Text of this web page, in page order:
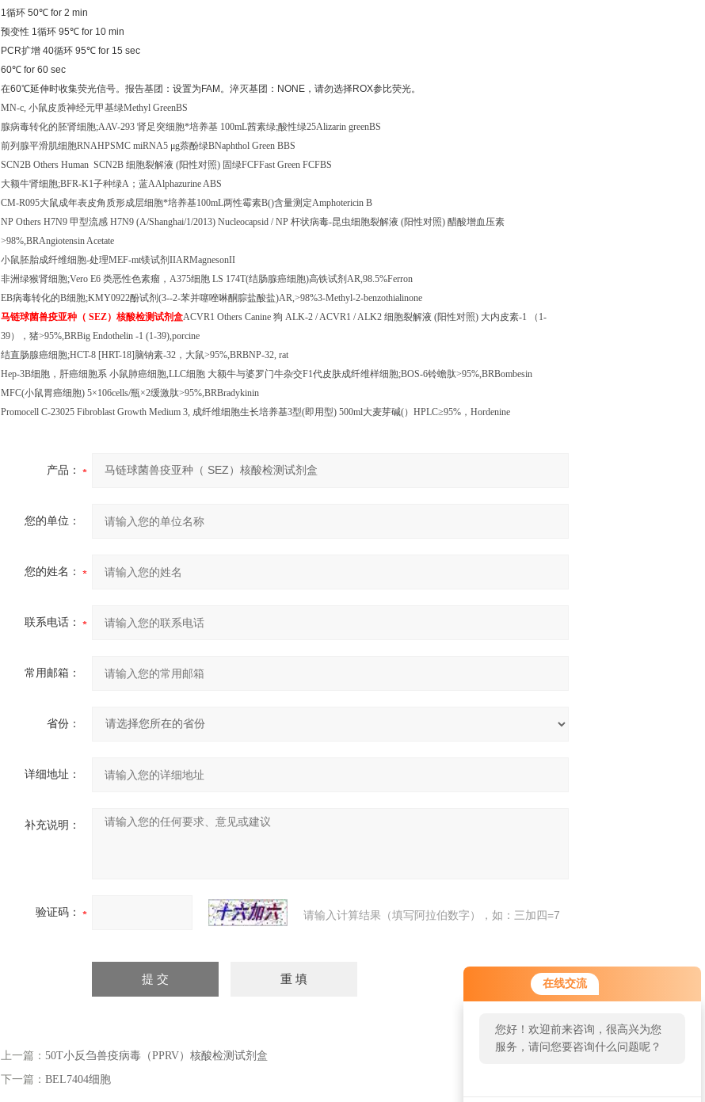
在线交流
您好！欢迎前来咨询，很高兴为您
服务，请问您要咨询什么问题呢？
1循环 50℃ for 2 min
预变性 1循环 95℃ for 10 min
PCR扩增 40循环 95℃ for 15 sec
60℃ for 60 sec
在60℃延伸时收集荧光信号。报告基团：设置为 FAM 。淬灭基团： NONE ，请勿选择ROX参比荧光。
MN-c, 小鼠皮质神经元甲基绿Methyl GreenBS
腺病毒转化的胚肾细胞;AAV-293 肾足突细胞*培养基 100mL茜素绿;酸性绿25Alizarin greenBS
前列腺平滑肌细胞RNAHPSMC miRNA5 μg萘酚绿BNaphthol Green BBS
SCN2B Others Human SCN2B 细胞裂解液 (阳性对照) 固绿FCFFast Green FCFBS
大额牛肾细胞;BFR-K1子种绿A ；蓝AAlphazurine ABS
CM-R095大鼠成年表皮角质形成层细胞*培养基100mL两性霉素B()含量测定Amphotericin B
NP Others H7N9 甲型流感 H7N9 (A/Shanghai/1/2013) Nucleocapsid / NP 杆状病毒-昆虫细胞裂解液 (阳性对照) 醋酸增血压素
>98%,BRAngiotensin Acetate
小鼠胚胎成纤维细胞-处理MEF-mt镁试剂 IIARMagnesonII
非洲绿猴肾细胞;Vero E6 类恶性色素瘤， A375细胞 LS 174T(结肠腺癌细胞)高铁试剂 AR,98.5%Ferron
EB病毒转化的B细胞;KMY0922酚试剂 (3--2-苯并噻唑啉酮腙盐酸盐)AR,>98%3-Methyl-2-benzothialinone
马链球菌兽疫亚种（ SEZ）核酸检测试剂盒ACVR1 Others Canine 狗 ALK-2 / ACVR1 / ALK2 细胞裂解液 (阳性对照) 大内皮素-1 （ 1-
39），猪>95%,BRBig Endothelin -1 (1-39),porcine
结直肠腺癌细胞;HCT-8 [HRT-18]脑钠素-32 ，大鼠>95%,BRBNP-32, rat
Hep-3B细胞，肝癌细胞系 小鼠肺癌细胞,LLC细胞 大额牛与婆罗门牛杂交F1代皮肤成纤维样细胞;BOS-6铃蟾肽>95%,BRBombesin
MFC(小鼠胃癌细胞) 5×106cells/瓶×2缓激肽>95%,BRBradykinin
Promocell C-23025 Fibroblast Growth Medium 3, 成纤维细胞生长培养基3型(即用型) 500ml大麦芽碱(） HPLC≥95% ， Hordenine
产品：
您的单位：
您的姓名：
联系电话：
常用邮箱：
省份：
详细地址：
补充说明：
验证码： 请输入计算结果（填写阿拉伯数字），如：三加四=7
上一篇： 50T小反刍兽疫病毒（PPRV）核酸检测试剂盒
下一篇： BEL7404细胞